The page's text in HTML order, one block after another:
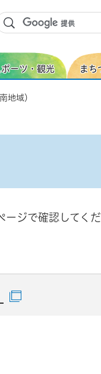
ーツ・観光 まち
地域）
ジで確認してくだ
（別ウイ